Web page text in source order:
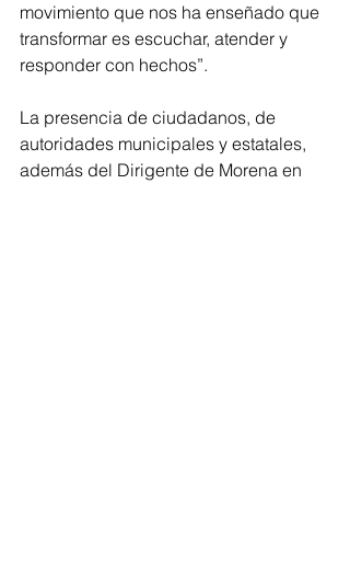
movimiento que nos ha enseñado que
transformar es escuchar, atender y
responder con hechos”.
La presencia de ciudadanos, de
autoridades municipales y estatales,
además del Dirigente de Morena en